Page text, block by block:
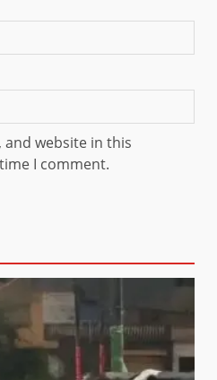
and website in this
I comment.